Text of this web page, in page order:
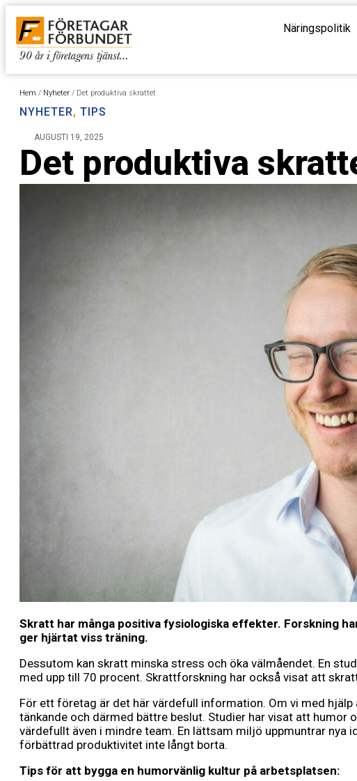
Näringspolitik
Hem / Nyheter / Det produktiva skrattet
NYHETER, TIPS
AUGUSTI 19, 2025
Det produktiva
Skratt har många positiva fysiologiska effekter. Forskning
ger hjärtat viss träning.
Dessutom kan skratt minska stress och öka välmåendet. En
med upp till 70 procent. Skrattforskning har också visat att
För ett företag är det här värdefull information. Om vi med
tänkande och därmed bättre beslut. Studier har visat att
värdefullt även i mindre team. En lättsam miljö uppmuntrar
förbättrad produktivitet inte långt borta.
Tips för att bygga en humorvänlig kultur på arbetsplatsen: